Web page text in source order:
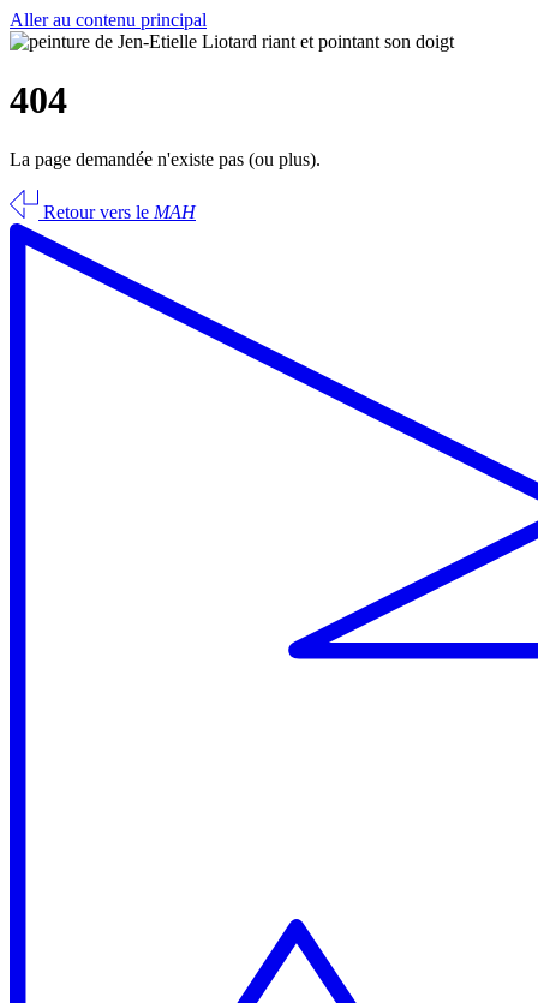
Aller au contenu principal
404
La page demandée n'existe pas (ou plus).
Retour vers le MAH